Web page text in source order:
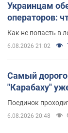
Украинцам
операторов:
Как не попасть в
6.08.2026 21:02
Самый
"Карабаху"
Поединок
6.08.2026 20:48